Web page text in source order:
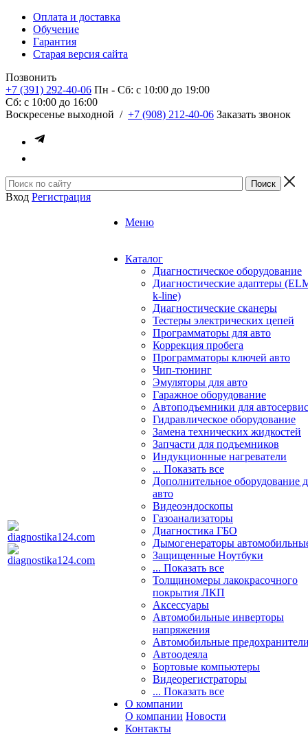
Оплата и доставка
Обучение
Гарантия
Старая версия сайта
Позвонить
+7 (391) 292-40-06 Пн - Сб: c 10:00 до 19:00
Сб: c 10:00 до 16:00
​Воскресенье выходной / +7 (908) 212-40-06 Заказать звонок
Вход Регистрация
Меню
Каталог
Диагностическое оборудование
Диагностические адаптеры
k-line)
Диагностические сканеры
Тестеры электрических цепей
Программаторы для авто
Коррекция пробега
Программаторы ключей авто
Чип-тюнинг
Эмуляторы для авто
Гаражное оборудование
Автоподъемники для
Гидравлическое оборудование
Замена технических жидкостей
Запчасти для подъемников
Индукционные нагреватели
... Показать все
Дополнительное оборудование
авто
Видеоэндоскопы
Газоанализаторы
Диагностика ГБО
Дымогенераторы
Защищенные Ноутбуки
... Показать все
Толщиномеры лакокрасочного
покрытия ЛКП
Аксессуары
Автомобильные инверторы
напряжения
Автомобильные
Автоодеяла
Бортовые компьютеры
Видеорегистраторы
... Показать все
О компании
О компании Новости
Контакты